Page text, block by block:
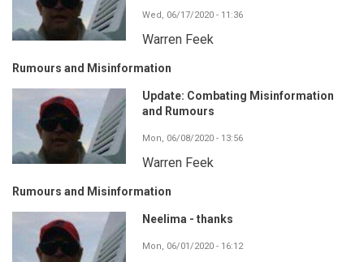
Wed, 06/17/2020 - 11:36
Warren Feek
Rumours and Misinformation
Update: Combating Misinformation
and Rumours
Mon, 06/08/2020 - 13:56
Warren Feek
Rumours and Misinformation
Neelima - thanks
Mon, 06/01/2020 - 16:12